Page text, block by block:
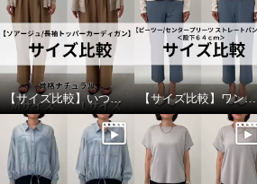
【サイズ比較】いつものサイズがおすすめ 【サイズ比較】ワンサイズダウンもありです